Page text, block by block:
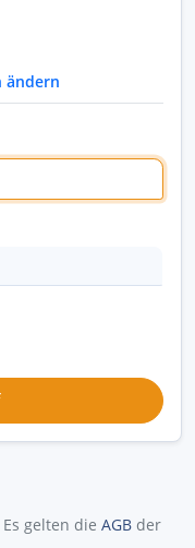
ändern
gelten die AGB der